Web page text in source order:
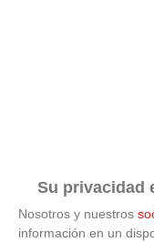
Su privacidad
Nosotros y nuestros
información en un